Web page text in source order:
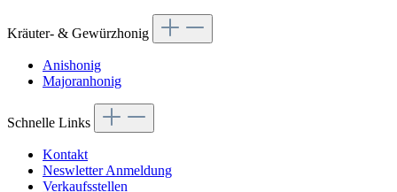
Kräuter- & Gewürzhonig
Anishonig
Majoranhonig
Schnelle Links
Kontakt
Neswletter Anmeldung
Verkaufsstellen